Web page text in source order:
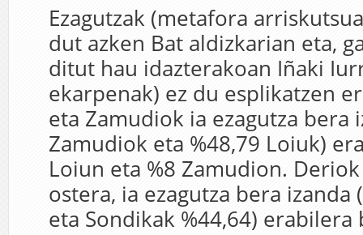
Ezagutzak (metafora
dut azken Bat aldizkarian eta,
ditut hau idazterakoan Iñaki
ekarpenak) ez du esplikatzen
eta Zamudiok ia ezagutza bera
Zamudiok eta %48,79 Loiuk)
Loiun eta %8 Zamudion.
ostera, ia ezagutza bera izanda
eta Sondikak %44,64) erabilera